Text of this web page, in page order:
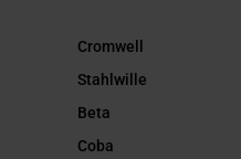
Cromwell
Stahlwille
Beta
Coba